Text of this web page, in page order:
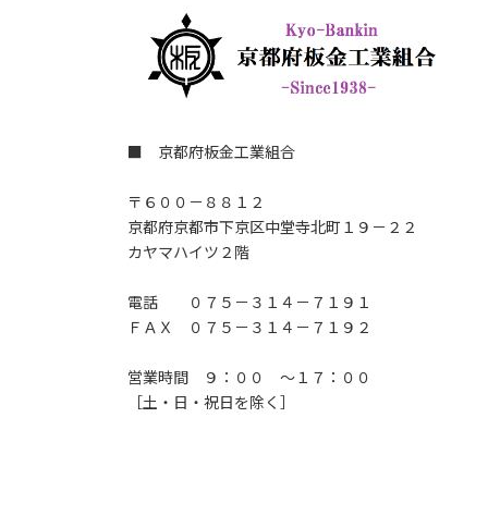
■ 京都府板金工業組合
〒６００－８８１２
京都府京都市下京区中堂寺北町１９－２２
カヤマハイツ２階
電話 ０７５－３１４－７１９１
ＦＡＸ ０７５－３１４－７１９２
営業時間 ９：００ ～１７：００
［土・日・祝日を除く］